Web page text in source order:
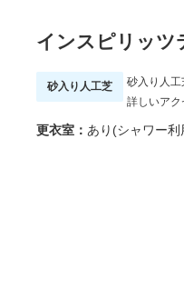
インスピリッツ
砂入り人工芝
砂入り人
詳しいア
更衣室： あり(シャワー利